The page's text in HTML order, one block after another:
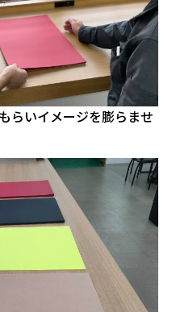
らいイメージを膨らませ